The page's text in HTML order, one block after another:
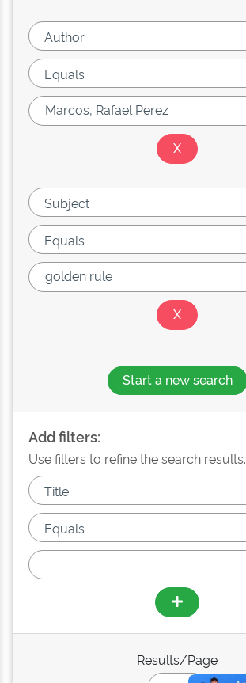
Start a new search
Add filters:
Use filters to refine the search results.
Results/Page